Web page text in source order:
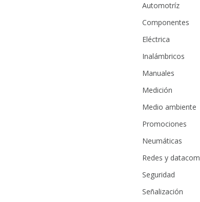
Automotríz
Componentes
Eléctrica
Inalámbricos
Manuales
Medición
Medio ambiente
Promociones
Neumáticas
Redes y datacom
Seguridad
Señalización